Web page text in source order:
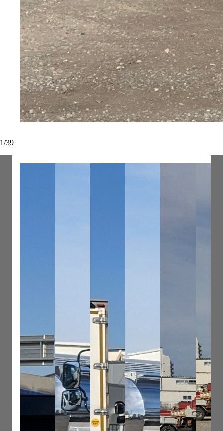
1/39